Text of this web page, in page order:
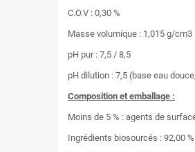
C.O.V : 0,30 %
Masse volumique : 1,015 g/cm3
pH pur : 7,5 / 8,5
pH dilution : 7,5 (base eau
Composition et emballage :
Moins de 5 % : agents de
Ingrédients biosourcés : 92,00 %